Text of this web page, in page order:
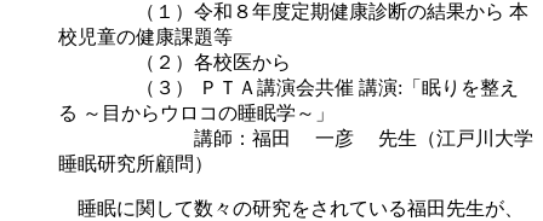
（１）令和８年度定期健康診断の結果から 本
校児童の健康課題等
（２）各校医から
（３） ＰＴＡ講演会共催 講演:「眠りを整え
る ～目からウロコの睡眠学～」
講師：福田 一彦 先生（江戸川大学
睡眠研究所顧問）
睡眠に関して数々の研究をされている福田先生が、